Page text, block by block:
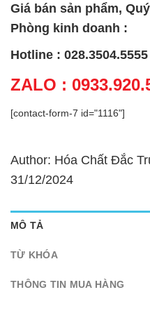
Giá bán sản phẩm,
Phòng kinh doanh :
Hotline :
ZALO :
[contact-form-7 id="1116"]
Author: Hóa Chất Đắc
31/12/2024
MÔ TẢ
TỪ KHÓA
THÔNG TIN MUA HÀNG